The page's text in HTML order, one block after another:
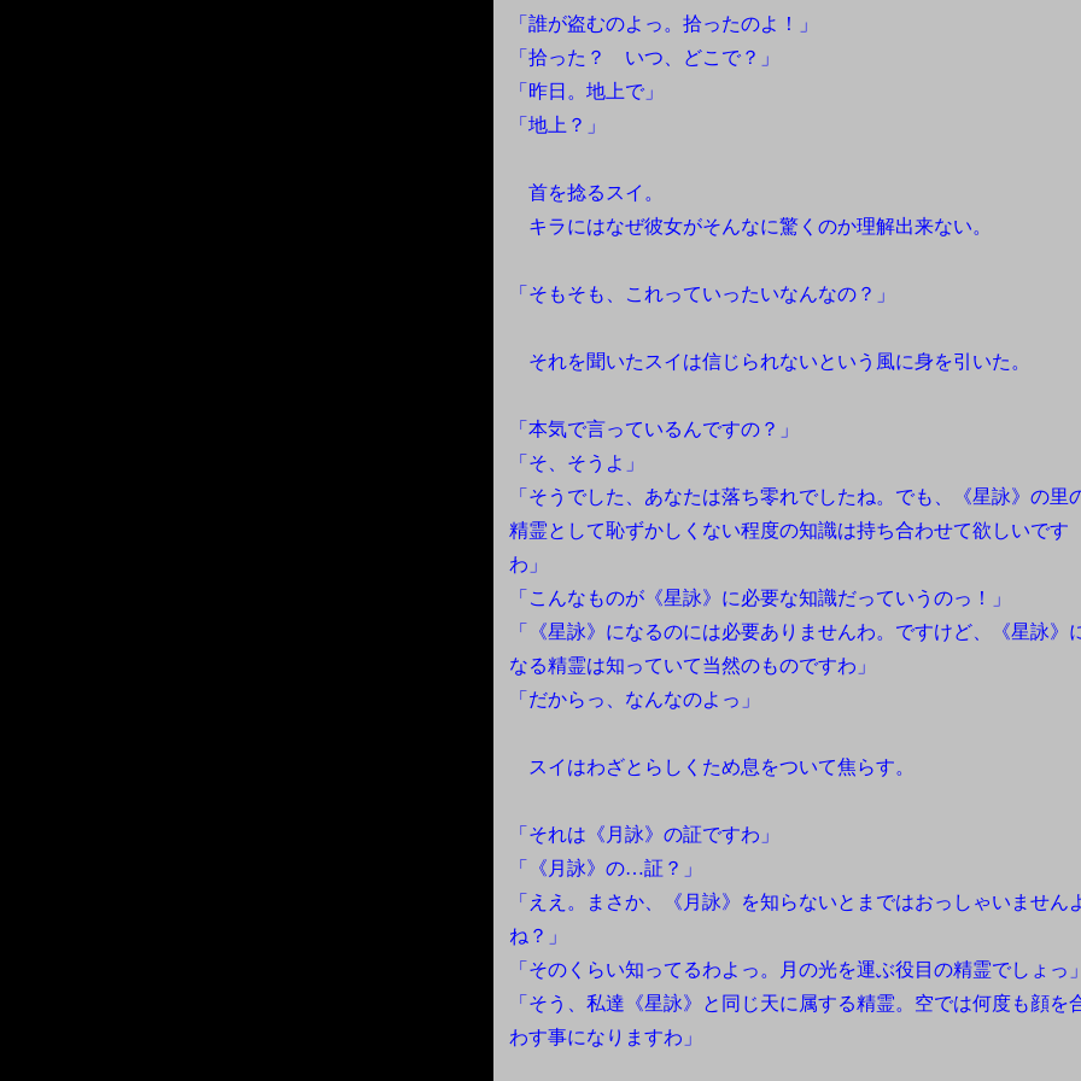
「誰が盗むのよっ。拾ったのよ！」
「拾った？ いつ、どこで？」
「昨日。地上で」
「地上？」
首を捻るスイ。
キラにはなぜ彼女がそんなに驚くのか理解出来ない。
「そもそも、これっていったいなんなの？」
それを聞いたスイは信じられないという風に身を引いた。
「本気で言っているんですの？」
「そ、そうよ」
「そうでした、あなたは落ち零れでしたね。でも、《星詠》の里
精霊として恥ずかしくない程度の知識は持ち合わせて欲しいです
わ」
「こんなものが《星詠》に必要な知識だっていうのっ！」
「《星詠》になるのには必要ありませんわ。ですけど、《星詠》
なる精霊は知っていて当然のものですわ」
「だからっ、なんなのよっ」
スイはわざとらしくため息をついて焦らす。
「それは《月詠》の証ですわ」
「《月詠》の…証？」
「ええ。まさか、《月詠》を知らないとまではおっしゃいません
ね？」
「そのくらい知ってるわよっ。月の光を運ぶ役目の精霊でしょっ
「そう、私達《星詠》と同じ天に属する精霊。空では何度も顔を
わす事になりますわ」